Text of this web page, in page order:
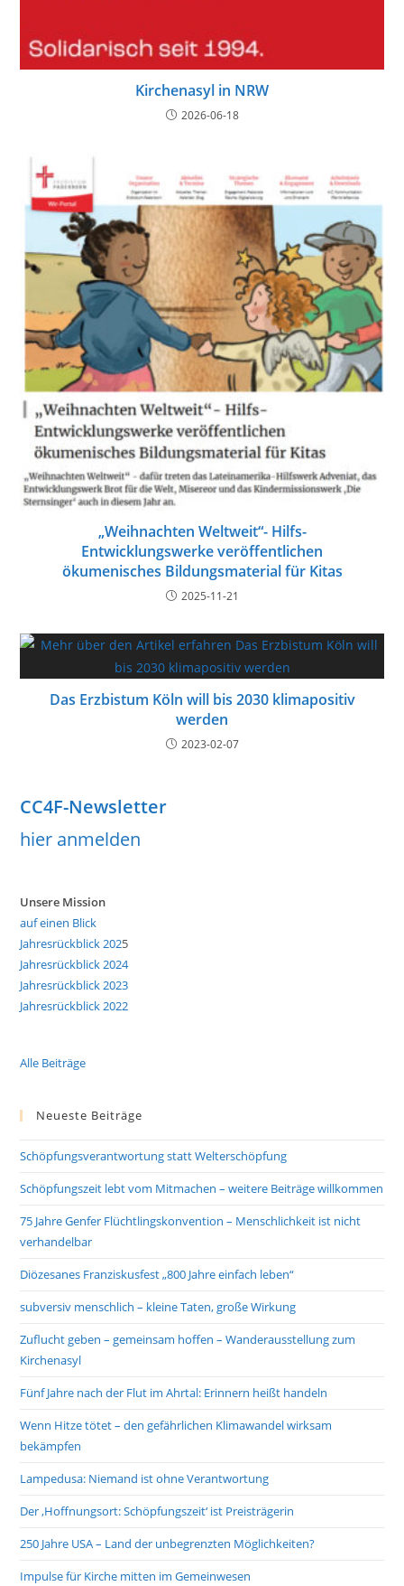
Kirchenasyl in NRW
2026-06-18
„Weihnachten Weltweit“- Hilfs-
Entwicklungswerke veröffentlichen
ökumenisches Bildungsmaterial für Kitas
2025-11-21
Das Erzbistum Köln will bis 2030 klimapositiv
werden
2023-02-07
CC4F-Newsletter
hier anmelden
Unsere Mission
auf einen Blick
Jahresrückblick 2025
Jahresrückblick 2024
Jahresrückblick 2023
Jahresrückblick 2022
Alle Beiträge
Neueste Beiträge
Schöpfungsverantwortung statt Welterschöpfung
Schöpfungszeit lebt vom Mitmachen – weitere Beiträge willkommen
75 Jahre Genfer Flüchtlingskonvention – Menschlichkeit ist nicht
verhandelbar
Diözesanes Franziskusfest „800 Jahre einfach leben“
subversiv menschlich – kleine Taten, große Wirkung
Zuflucht geben – gemeinsam hoffen – Wanderausstellung zum
Kirchenasyl
Fünf Jahre nach der Flut im Ahrtal: Erinnern heißt handeln
Wenn Hitze tötet – den gefährlichen Klimawandel wirksam
bekämpfen
Lampedusa: Niemand ist ohne Verantwortung
Der ‚Hoffnungsort: Schöpfungszeit‘ ist Preisträgerin
250 Jahre USA – Land der unbegrenzten Möglichkeiten?
Impulse für Kirche mitten im Gemeinwesen